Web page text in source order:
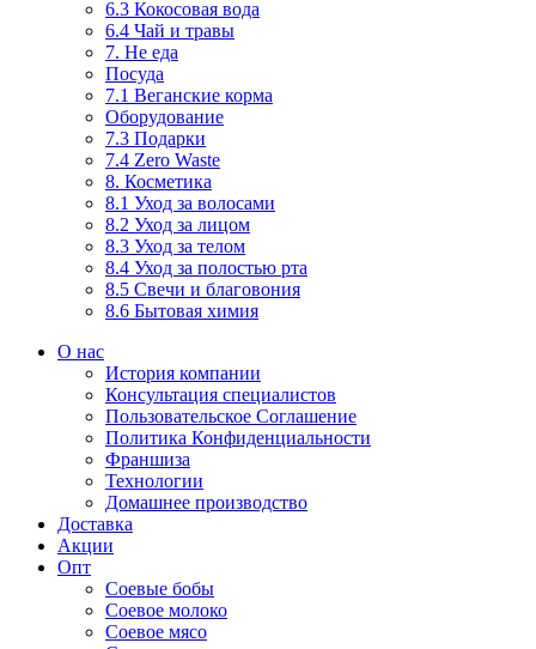
6.3 Кокосовая вода
6.4 Чай и травы
7. Не еда
Посуда
7.1 Веганские корма
Оборудование
7.3 Подарки
7.4 Zero Waste
8. Косметика
8.1 Уход за волосами
8.2 Уход за лицом
8.3 Уход за телом
8.4 Уход за полостью рта
8.5 Свечи и благовония
8.6 Бытовая химия
О нас
История компании
Консультация специалистов
Пользовательское Соглашение
Политика Конфиденциальности
Франшиза
Технологии
Домашнее производство
Доставка
Акции
Опт
Соевые бобы
Соевое молоко
Соевое мясо